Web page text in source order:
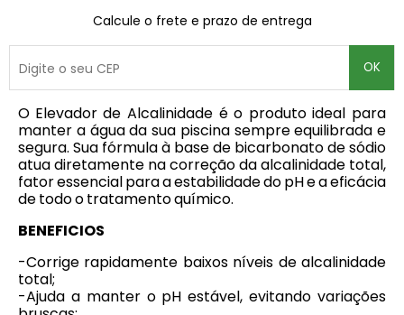
Calcule o frete e prazo de entrega
OK
O Elevador de Alcalinidade é o produto ideal para
manter a água da sua piscina sempre equilibrada e
segura. Sua fórmula à base de bicarbonato de sódio
atua diretamente na correção da alcalinidade total,
fator essencial para a estabilidade do pH e a eficácia
de todo o tratamento químico.
BENEFICIOS
-Corrige rapidamente baixos níveis de alcalinidade
total;
-Ajuda a manter o pH estável, evitando variações